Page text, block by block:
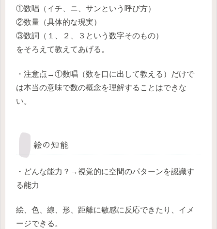
①数唱（イチ、ニ、サンという呼び方）
②数量（具体的な現実）
③数詞（１、２、３という数字そのもの）
をそろえて教えてあげる。
・注意点→①数唱（数を口に出して教える）だけで
は本当の意味で数の概念を理解することはできな
い。
絵の知能
・どんな能力？→視覚的に空間のパターンを認識す
る能力
絵、色、線、形、距離に敏感に反応できたり、イメ
ージできる。